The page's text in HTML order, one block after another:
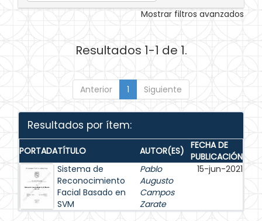
Mostrar filtros avanzados
Resultados 1-1 de 1.
Anterior 1 Siguiente
Resultados por ítem:
PORTADATÍTULO AUTOR(ES) FECHA DE
PUBLICACIÓN
Sistema de
Reconocimiento
Facial Basado en
SVM
Pablo
Augusto
Campos
Zarate
15-jun-2021